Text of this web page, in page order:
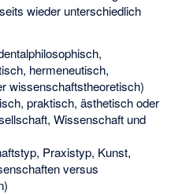
wieder unterschiedlich
hermeneutisch,
wissenschaftstheoretisch)
praktisch, ästhetisch oder
Wissenschaft und
Praxistyp, Kunst,
versus